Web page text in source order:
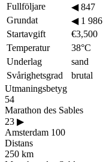
Fullföljare
◀847
Grundat
◀1 986
Startavgift
€3,500
Temperatur
38°C
Underlag
sand
Svårighetsgrad
brutal
Utmaningsbetyg
54
Marathon des Sables
23 ▶
Amsterdam 100
Distans
250 km